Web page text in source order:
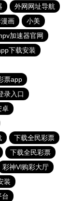
外网网址导航
画
小美
加速器官网
下载安装
票app
录入口
卓
下载全民彩票
下载全民彩票
彩神Vl购彩大厅
装
台